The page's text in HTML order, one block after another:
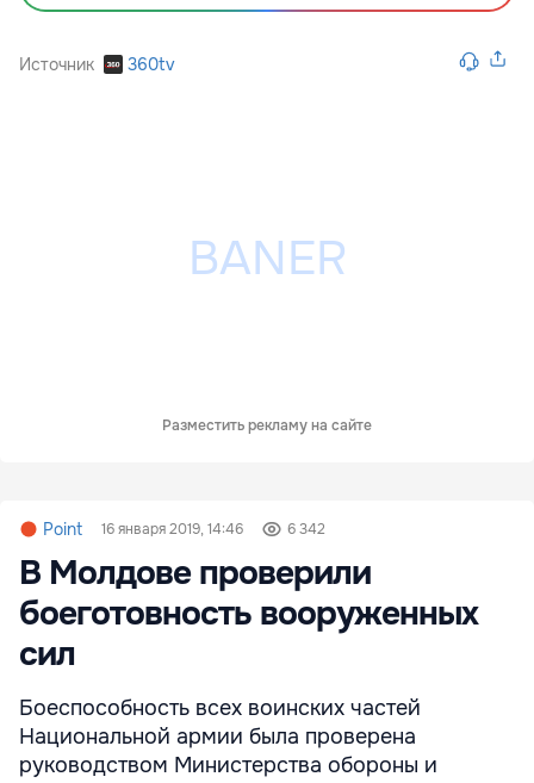
Источник 360tv
Разместить рекламу на сайте
Point 16 января 2019, 14:46 6 342
В Молдове проверили
боеготовность вооруженных
сил
Боеспособность всех воинских частей
Национальной армии была проверена
руководством Министерства обороны и